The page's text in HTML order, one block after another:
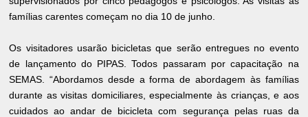
famílias carentes começam no dia 10 de junho.
Os visitadores usarão bicicletas que serão entregues no evento
de lançamento do PIPAS. Todos passaram por capacitação na
SEMAS. “Abordamos desde a forma de abordagem às famílias
durante as visitas domiciliares, especialmente às crianças, e aos
cuidados ao andar de bicicleta com segurança pelas ruas da